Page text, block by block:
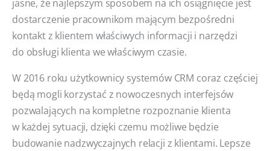
dostarczenie pracownikom mającym bezpośredni
kontakt z klientem właściwych informacji i narzędzi
do obsługi klienta we właściwym czasie.
W 2016 roku użytkownicy systemów CRM coraz częściej
będą mogli korzystać z nowoczesnych interfejsów
pozwalających na kompletne rozpoznanie klienta
w każdej sytuacji, dzięki czemu możliwe będzie
budowanie nadzwyczajnych relacji z klientami. Lepsze